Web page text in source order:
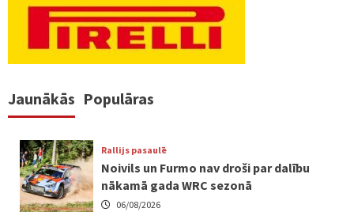
Jaunākās Populāras
Rallijs pasaulē
Noivils un Furmo nav droši par dalību
nākamā gada WRC sezonā
06/08/2026